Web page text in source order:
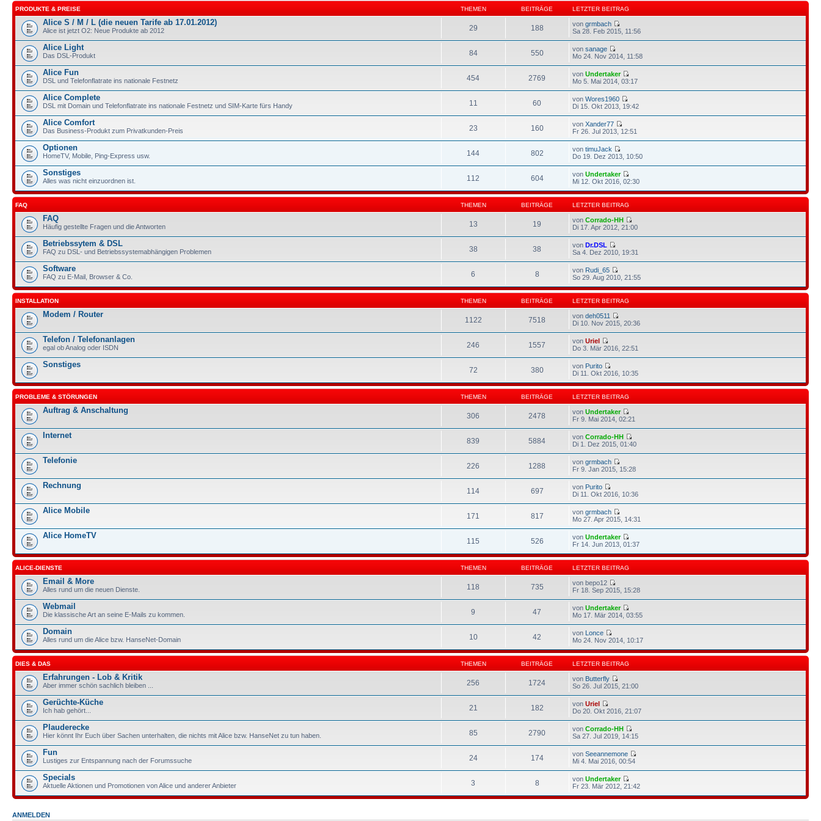
PRODUKTE & PREISE THEMEN BEITRÄGE LETZTER BEITRAG
Alice S / M / L (die neuen Tarife ab 17.01.2012)
Alice ist jetzt O2: Neue Produkte ab 2012 29 188 vongrmbach
Sa 28. Feb 2015, 11:56
Alice Light
Das DSL-Produkt 84 550 vonsanage
Mo 24. Nov 2014, 11:58
Alice Fun
DSL und Telefonflatrate ins nationale Festnetz 454 2769 vonUndertaker
Mo 5. Mai 2014, 03:17
Alice Complete
DSL mit Domain und Telefonflatrate ins nationale Festnetz und SIM-Karte fürs Handy 11 60 vonWores1960
Di 15. Okt 2013, 19:42
Alice Comfort
Das Business-Produkt zum Privatkunden-Preis 23 160 vonXander77
Fr 26. Jul 2013, 12:51
Optionen
HomeTV, Mobile, Ping-Express usw. 144 802 vontimuJack
Do 19. Dez 2013, 10:50
Sonstiges
Alles was nicht einzuordnen ist. 112 604 vonUndertaker
Mi 12. Okt 2016, 02:30
FAQ THEMEN BEITRÄGE LETZTER BEITRAG
FAQ
Häufig gestellte Fragen und die Antworten 13 19 vonCorrado-HH
Di 17. Apr 2012, 21:00
Betriebssytem & DSL
FAQ zu DSL- und Betriebssystemabhängigen Problemen 38 38 vonDr.DSL
Sa 4. Dez 2010, 19:31
Software
FAQ zu E-Mail, Browser & Co. 6 8 von Rudi_65
So 29. Aug 2010, 21:55
INSTALLATION THEMEN BEITRÄGE LETZTER BEITRAG
Modem / Router
1122 7518 vondeh0511
Di 10. Nov 2015, 20:36
Telefon / Telefonanlagen
egal ob Analog oder ISDN 246 1557 vonUriel
Do 3. Mär 2016, 22:51
Sonstiges
72 380 von Purito
Di 11. Okt 2016, 10:35
PROBLEME & STÖRUNGEN THEMEN BEITRÄGE LETZTER BEITRAG
Auftrag & Anschaltung
306 2478 vonUndertaker
Fr 9. Mai 2014, 02:21
Internet
839 5884 vonCorrado-HH
Di 1. Dez 2015, 01:40
Telefonie
226 1288 vongrmbach
Fr 9. Jan 2015, 15:28
Rechnung
114 697 von Purito
Di 11. Okt 2016, 10:36
Alice Mobile
171 817 vongrmbach
Mo 27. Apr 2015, 14:31
Alice HomeTV
115 526 vonUndertaker
Fr 14. Jun 2013, 01:37
ALICE-DIENSTE THEMEN BEITRÄGE LETZTER BEITRAG
Email & More
Alles rund um die neuen Dienste. 118 735
von bepo12
Fr 18. Sep 2015, 15:28
Webmail
Die klassische Art an seine E-Mails zu kommen. 9 47 vonUndertaker
Mo 17. Mär 2014, 03:55
Domain
Alles rund um die Alice bzw. HanseNet-Domain 10 42 von Lonce
Mo 24. Nov 2014, 10:17
DIES & DAS THEMEN BEITRÄGE LETZTER BEITRAG
Erfahrungen - Lob & Kritik
Aber immer schön sachlich bleiben ... 256 1724 von Butterfly
So 26. Jul 2015, 21:00
Gerüchte-Küche
Ich hab gehört... 21 182 vonUriel
Do 20. Okt 2016, 21:07
Plauderecke
Hier könnt Ihr Euch über Sachen unterhalten, die nichts mit Alice bzw. HanseNet zu tun haben. 85 2790 vonCorrado-HH
Sa 27. Jul 2019, 14:15
Fun
Lustiges zur Entspannung nach der Forumssuche 24 174 vonSeeannemone
Mi 4. Mai 2016, 00:54
Specials
Aktuelle Aktionen und Promotionen von Alice und anderer Anbieter 3 8 vonUndertaker
Fr 23. Mär 2012, 21:42
ANMELDEN